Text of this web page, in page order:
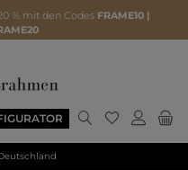
% mit den Codes FRAME10 |